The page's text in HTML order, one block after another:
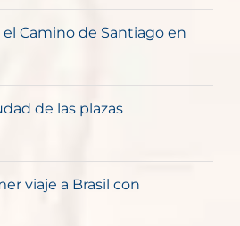
Camino de Santiago en
de las plazas
viaje a Brasil con